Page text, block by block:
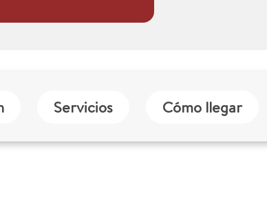
Servicios Cómo llegar